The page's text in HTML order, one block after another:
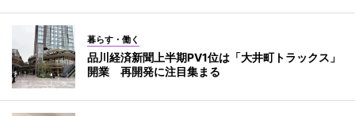
暮らす・働く
品川経済新聞上半期PV1位は「大井町トラックス」
開業 再開発に注目集まる